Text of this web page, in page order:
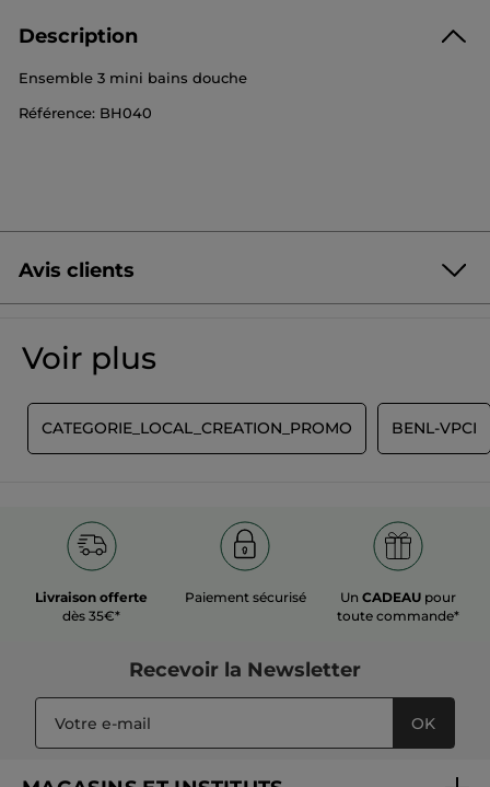
Description
Ensemble 3 mini bains douche
Référence: BH040
Avis clients
Aucune
valeur
pour
de
AJOUTER UN AVIS
Voir plus
CATEGORIE_LOCAL_CREATION_PROMO BENL-VPCI
Livraison offerte
dès 35€*
Paiement sécurisé UnCADEAU pour
toute commande*
Recevoir la Newsletter
OK